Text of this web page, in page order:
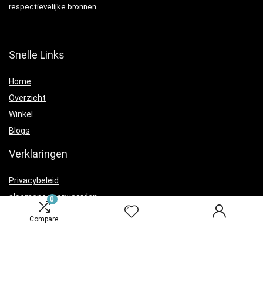
0
Compare
respectievelijke bronnen.
Snelle Links
Home
Overzicht
Winkel
Blogs
Verklaringen
Privacybeleid
algemene voorwaarden
Openbaarmaking van filialen